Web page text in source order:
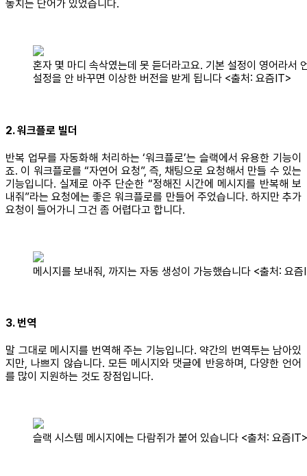
놓치는 단어가 있었습니다.
혼자 몇 마디 속삭였는데 못 듣더라고요. 기본 설정이 영어라서
설정을 안 바꾸면 이상한 버전을 받게 됩니다 <출처: 요즘IT>
2. 워크플로 빌더
반복 업무를 자동화해 처리하는 ‘워크플로’는 슬랙에서 유용한 기능이
죠. 이 워크플로를 “자연어 요청”, 즉, 채팅으로 요청해서 만들 수 있는
기능입니다. 실제로 아주 단순한 “정해진 시간에 메시지를 반복해 보
내줘”라는 요청에는 좋은 워크플로를 만들어 주었습니다. 하지만 추가
요청이 들어가니 그건 좀 어렵다고 합니다.
메시지를 보내줘, 까지는 자동 생성이 가능했습니다 <출처: 요
3. 번역
말 그대로 메시지를 번역해 주는 기능입니다. 약간의 번역투는 남아있
지만, 나쁘지 않습니다. 모든 메시지와 댓글에 반응하며, 다양한 언어
를 많이 지원하는 것도 장점입니다.
슬랙 시스템 메시지에는 다람쥐가 붙어 있습니다 <출처: 요즘IT>